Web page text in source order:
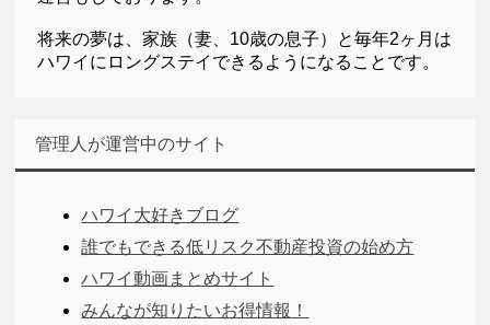
将来の夢は、家族（妻、10歳の息子）と毎年2ヶ月は
ハワイにロングステイできるようになることです。
管理人が運営中のサイト
ハワイ大好きブログ
誰でもできる低リスク不動産投資の始め方
ハワイ動画まとめサイト
みんなが知りたいお得情報！